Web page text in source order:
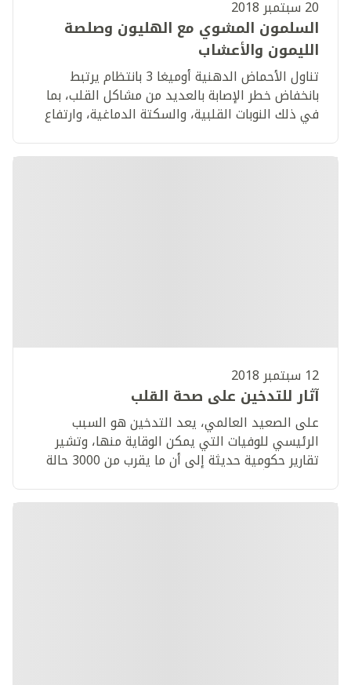
20 سبتمبر 2018
السلمون المشوي مع الهليون وصلصة
الليمون والأعشاب
تناول الأحماض الدهنية أوميغا 3 بانتظام يرتبط
بانخفاض خطر الإصابة بالعديد من مشاكل القلب، بما
في ذلك النوبات القلبية، والسكتة الدماغية، وارتفاع
12 سبتمبر 2018
آثار للتدخين على صحة القلب
على الصعيد العالمي، يعد التدخين هو السبب
الرئيسي للوفيات التي يمكن الوقاية منها، وتشير
تقارير حكومية حديثة إلى أن ما يقرب من 3000 حالة